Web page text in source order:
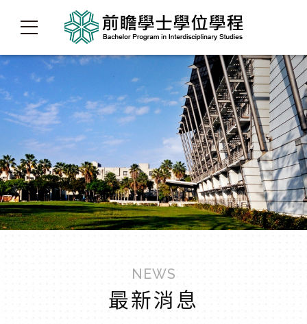
NEWS
最新消息